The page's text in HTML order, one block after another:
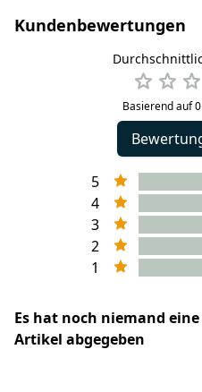
Kundenbewertungen
Basierend auf
5
4
3
2
1
Es hat noch niemand
Artikel abgegeben